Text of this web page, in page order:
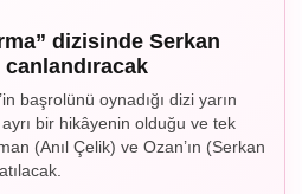
dizisinde Serkan
canlandıracak
başrolünü oynadığı dizi yarın
bir hikâyenin olduğu ve tek
(Anıl Çelik) ve Ozan’ın (Serkan